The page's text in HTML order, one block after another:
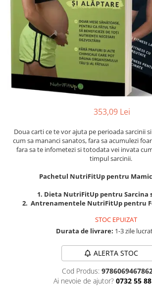
Audiobook
ReConnect
Religie
Crestinism
ScienceConnection
Senzatii/Thriller
SF & Fantasy
Teatru
Teens Book Club
Umor
Instrumente si Truse Geometrie
Seturi scolare
Calculator
Consumabile & Accesorii
COLOREAZA CU PRIETENII
De colorat
Pot desena minunat
Sa coloram cu Nicol
Carti educative
Codul copiilor de succes
Copii 0-7 ani
Culegeri Auxiliare
Dezvoltare personala
Enciclopedii
Legende istorice
Elevi de 10 plus
Lumea Copilariei
Ma pregatesc pentru scoala
Puzzle-uri
Puzzle
Puzzle 3D Lemn
353,09 Lei
Doua carti ce te vor ajuta pe perioada sarcinii
cum sa mananci sanatos, fara sa acumulezi
fara sa te infometezi si totodata vei invata
timpul sarcinii.
Pachetul NutriFitUp pentru
1. Dieta NutriFitUp pentru Sarcina
2. Antrenamentele NutriFitUp pentru
STOC EPUIZAT
Durata de livrare: 1-3 zile
ALERTA STOC
Cod Produs:
Ai nevoie de ajutor? 0732 55